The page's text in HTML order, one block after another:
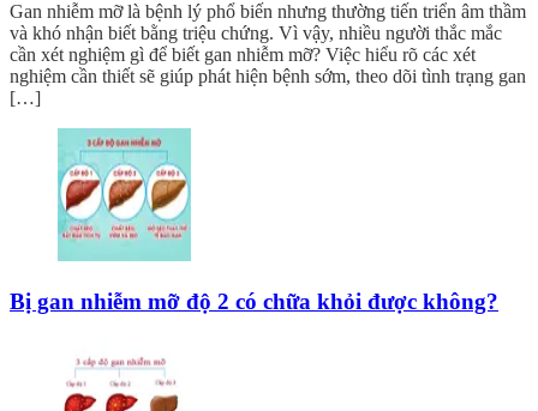
Gan nhiễm mỡ là bệnh lý phổ biến nhưng thường tiến triển âm thầm
và khó nhận biết bằng triệu chứng. Vì vậy, nhiều người thắc mắc
cần xét nghiệm gì để biết gan nhiễm mỡ? Việc hiểu rõ các xét
nghiệm cần thiết sẽ giúp phát hiện bệnh sớm, theo dõi tình trạng gan
[…]
Bị gan nhiễm mỡ độ 2 có chữa khỏi được không?